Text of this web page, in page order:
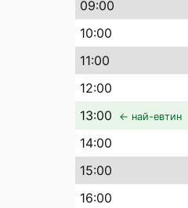
09:00
10:00
11:00
12:00
13:00 ← най-евтин
14:00
15:00
16:00